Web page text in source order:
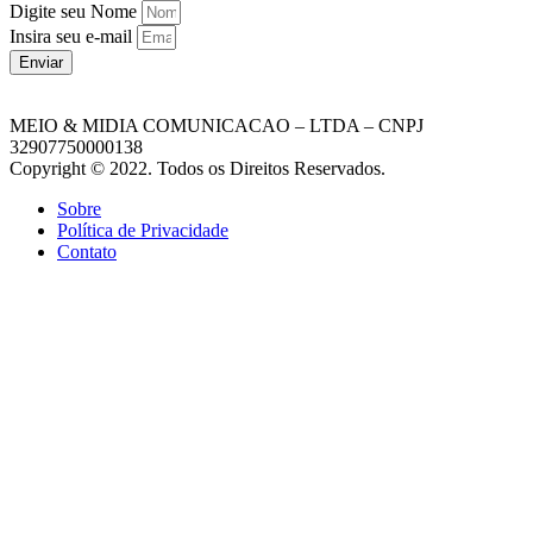
Digite seu Nome
Insira seu e-mail
Enviar
MEIO & MIDIA COMUNICACAO – LTDA – CNPJ
32907750000138
Copyright © 2022. Todos os Direitos Reservados.
Sobre
Política de Privacidade
Contato